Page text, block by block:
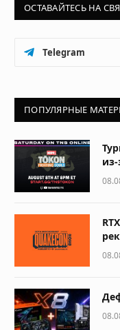
ОСТАВАЙТЕСЬ НА
Telegram
ПОПУЛЯРНЫЕ